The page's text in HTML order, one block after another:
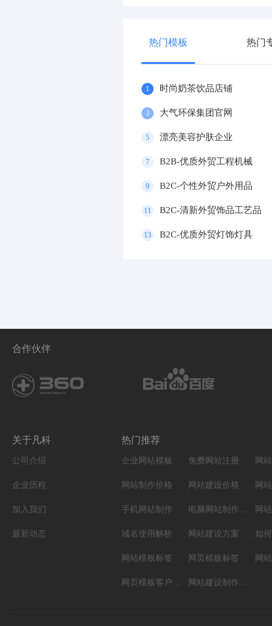
热门模板 热门
1 时尚奶茶饮品店铺
3 大气环保集团官网
5 漂亮美容护肤企业
7 B2B-优质外贸工程机械
9 B2C-个性外贸户外用品
11 B2C-清新外贸饰品工艺品
13 B2C-优质外贸灯饰灯具
合作伙伴
关于凡科
公司介绍
企业历程
加入我们
最新动态
热门推荐
企业网站模板 免费网站注册 网
网站制作价格 网站建设价格 网
手机网站制作 电脑网站制作设计 网
域名使用解析 网站建设方案 如
网站模板标签 网页模板标签
网页模板客户案例 网站建设制作知识